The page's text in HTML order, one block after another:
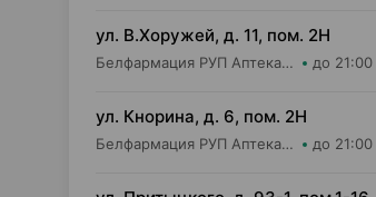
ул. В.Хоружей, д. 11, пом. 2Н
Белфармация РУП Аптека №9 до 21:00
ул. Кнорина, д. 6, пом. 2Н
Белфармация РУП Аптека №37 до 21:00